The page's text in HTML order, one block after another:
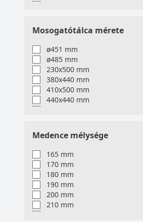
Mosogatótálca mérete
ø451 mm
ø485 mm
230x500 mm
380x440 mm
410x500 mm
440x440 mm
510x510 mm
540x440 mm
550x435 mm
560x438 mm
570x500 mm
570x510 mm
585x440 mm
590x500 mm
600x470 mm
Medence mélysége
165 mm
170 mm
180 mm
190 mm
200 mm
210 mm